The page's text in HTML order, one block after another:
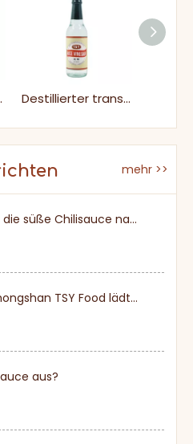
Destillierter transparenter flüssiger weißer Reisessig für asiatische Rezepte
mehr >>
Wie lange wird die süße Chilisauce nach einmal eröffnet?
Guangdong Zhongshan TSY Food lädt Sie herzlich ein, die Dubai Gulfood Exhibition 2026 zu besuchen
aus?